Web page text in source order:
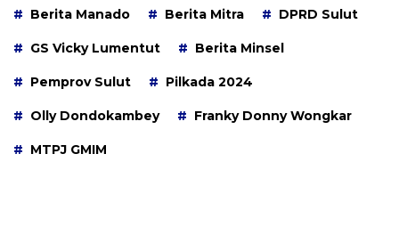
Berita Manado Berita Mitra DPRD Sulut
GS Vicky Lumentut Berita Minsel
Pemprov Sulut Pilkada 2024
Olly Dondokambey Franky Donny Wongkar
MTPJ GMIM